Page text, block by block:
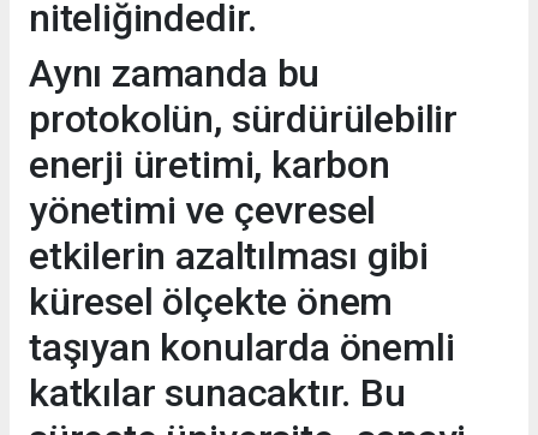
niteliğindedir.
Aynı zamanda bu
protokolün, sürdürülebilir
enerji üretimi, karbon
yönetimi ve çevresel
etkilerin azaltılması gibi
küresel ölçekte önem
taşıyan konularda önemli
katkılar sunacaktır. Bu